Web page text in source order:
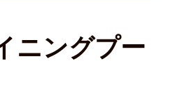
ニングプー